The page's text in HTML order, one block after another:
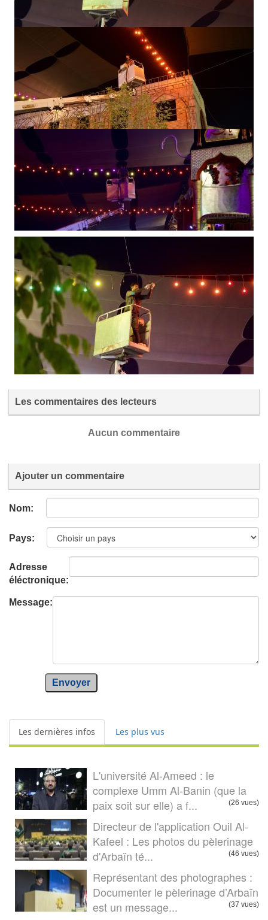
Les commentaires des lecteurs
Aucun commentaire
Ajouter un commentaire
Nom:
Pays:
Adresse
éléctronique:
Message:
Envoyer
Les dernières infos Les plus vus
L'université Al-Ameed : le
complexe Umm Al-Banin (que la
paix soit sur elle) a f...
(26 vues)
Directeur de l'application Ouil Al-
Kafeel : Les photos du pèlerinage
d'Arbaïn té...
(46 vues)
Représentant des photographes :
Documenter le pèlerinage d’Arbaïn
est un message...
(37 vues)